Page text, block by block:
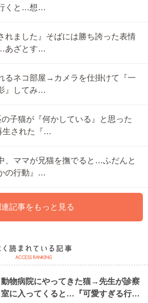
くと…想…
れました』そばには勝ち誇った表情
あざとす…
るネコ部屋→カメラを仕掛けて『一
』してみ…
子猫が『何かしている』と思った
生された『…
、ママが兄猫を撫でると…ふだんと
の行動』…
記事をもっと見る
動物病院にやってきた猫→先生が診察
室に入ってくると…『可愛すぎる行…